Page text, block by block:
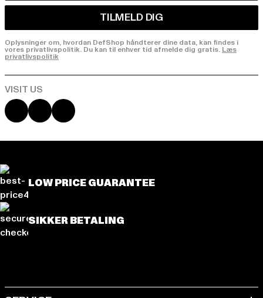
TILMELD DIG
Oplysninger om, hvordan DefShop håndterer dine data, kan findes i
vores privatlivspolitik. Du kan til enhver tid afmelde dig gratis. Læs
privatlivspolitik
Visit our Instagram page:
Visit our Facebook page:
Visit our YouTube channel:
LOW PRICE GUARANTEE
SIKKER BETALING